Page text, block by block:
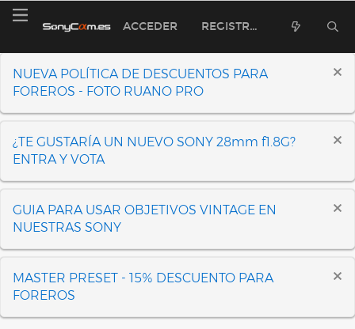
ACCEDER REGISTRARSE
NUEVA POLÍTICA DE DESCUENTOS PARA
FOREROS - FOTO RUANO PRO
¿TE GUSTARÍA UN NUEVO SONY 28mm f1.8G?
ENTRA Y VOTA
GUIA PARA USAR OBJETIVOS VINTAGE EN
NUESTRAS SONY
MASTER PRESET - 15% DESCUENTO PARA
FOREROS